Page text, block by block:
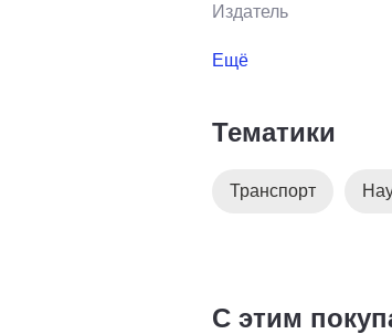
Издатель
Ещё
Тематики
Транспорт
С этим